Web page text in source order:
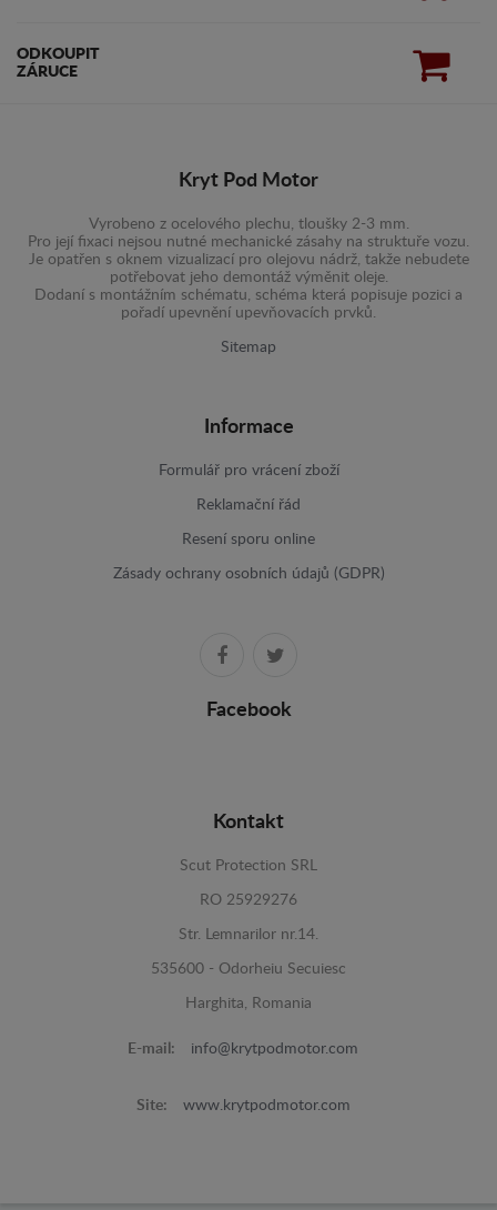
ODKOUPIT
ZÁRUCE
Kryt Pod Motor
Vyrobeno z ocelového plechu, tloušky 2-3 mm.
Pro její fixaci nejsou nutné mechanické zásahy na struktuře vozu.
Je opatřen s oknem vizualizací pro olejovu nádrž, takže nebudete
potřebovat jeho demontáž výměnit oleje.
Dodaní s montážním schématu, schéma která popisuje pozici a
pořadí upevnění upevňovacích prvků.
Sitemap
Informace
Formulář pro vrácení zboží
Reklamační řád
Resení sporu online
Zásady ochrany osobních údajů (GDPR)
Facebook
Kontakt
Scut Protection SRL
RO 25929276
Str. Lemnarilor nr.14.
535600 - Odorheiu Secuiesc
Harghita, Romania
E-mail: info@krytpodmotor.com
Site: www.krytpodmotor.com